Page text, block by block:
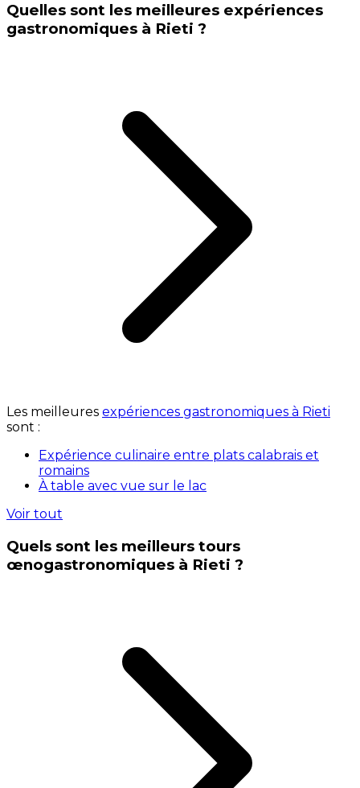
Quelles sont les meilleures expériences
gastronomiques à Rieti ?
Les meilleures expériences gastronomiques à Rieti
sont :
Expérience culinaire entre plats calabrais et
romains
À table avec vue sur le lac
Voir tout
Quels sont les meilleurs tours
œnogastronomiques à Rieti ?